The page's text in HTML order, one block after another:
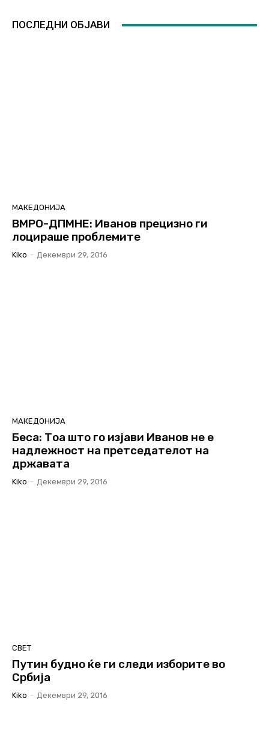
ПОСЛЕДНИ ОБЈАВИ
МАКЕДОНИЈА
ВМРО-ДПМНЕ: Иванов прецизно ги
лоцираше проблемите
Kiko - Декември 29, 2016
МАКЕДОНИЈА
Беса: Тоа што го изјави Иванов не е
надлежност на претседателот на
државата
Kiko - Декември 29, 2016
СВЕТ
Путин будно ќе ги следи изборите во
Србија
Kiko - Декември 29, 2016